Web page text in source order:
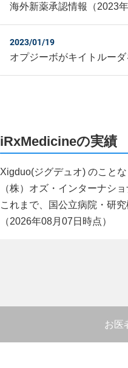
海外新薬承認情報（2023年
2023/01/19
オプジーボがキイトルー
iRxMedicineの実績
Xigduo(ジグデュオ) のこと
（株）オズ・インターナシ
これまで、国公立病院・研究
（2026年08月07日時点）
お医